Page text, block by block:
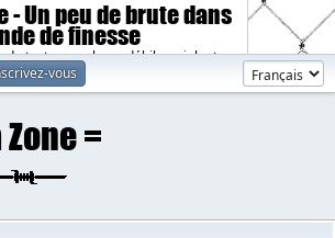
- Un peu de brute dans
de finesse
de textes sombres, débiles, violents.
vous